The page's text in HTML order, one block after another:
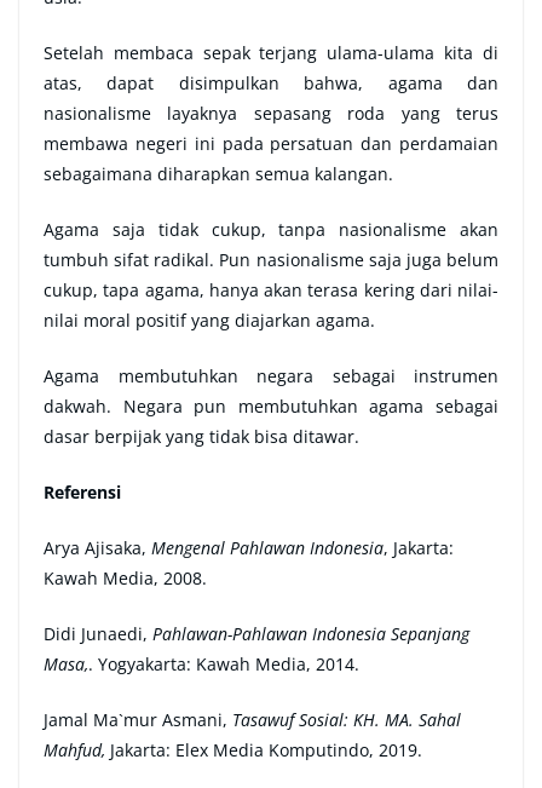
Setelah membaca sepak terjang ulama-ulama kita di
atas, dapat disimpulkan bahwa, agama dan
nasionalisme layaknya sepasang roda yang terus
membawa negeri ini pada persatuan dan perdamaian
sebagaimana diharapkan semua kalangan.
Agama saja tidak cukup, tanpa nasionalisme akan
tumbuh sifat radikal. Pun nasionalisme saja juga belum
cukup, tapa agama, hanya akan terasa kering dari nilai-
nilai moral positif yang diajarkan agama.
Agama membutuhkan negara sebagai instrumen
dakwah. Negara pun membutuhkan agama sebagai
dasar berpijak yang tidak bisa ditawar.
Referensi
Arya Ajisaka, Mengenal Pahlawan Indonesia, Jakarta:
Kawah Media, 2008.
Didi Junaedi, Pahlawan-Pahlawan Indonesia Sepanjang
Masa,. Yogyakarta: Kawah Media, 2014.
Jamal Ma`mur Asmani, Tasawuf Sosial: KH. MA. Sahal
Mahfud, Jakarta: Elex Media Komputindo, 2019.